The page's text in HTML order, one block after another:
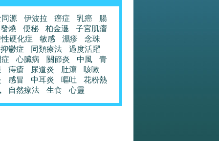
源 伊波拉 癌症 乳癌
腸
發燒
便秘 柏金遜
子宮肌瘤
硬化症
敏感 濕疹
念珠
抑鬱症
同類療法
過度活躍
心臟病 關節炎 中風
青
痔瘡 尿道炎 肚瀉
咳嗽
感冒 中耳炎 嘔吐
花粉熱
自然療法 生食 心靈